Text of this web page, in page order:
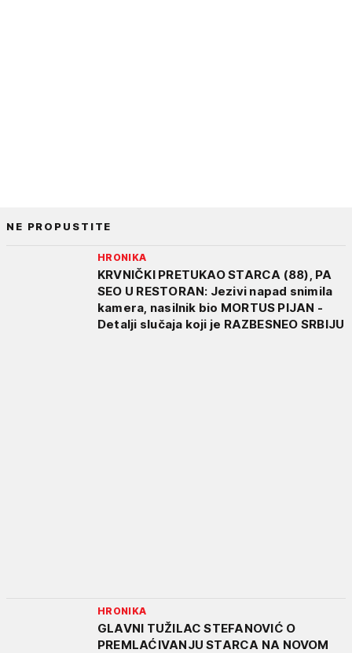
NE PROPUSTITE
HRONIKA
KRVNIČKI PRETUKAO STARCA (88), PA
SEO U RESTORAN: Jezivi napad snimila
kamera, nasilnik bio MORTUS PIJAN -
Detalji slučaja koji je RAZBESNEO SRBIJU
HRONIKA
GLAVNI TUŽILAC STEFANOVIĆ O
PREMLAĆIVANJU STARCA NA NOVOM